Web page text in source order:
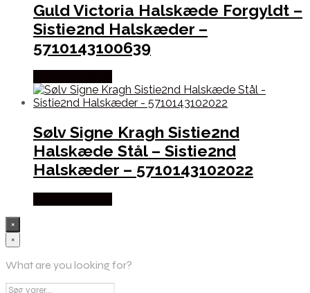
Guld Victoria Halskæde Forgyldt –
Sistie2nd Halskæder –
5710143100639
Sølv Signe Kragh Sistie2nd
Halskæde Stål – Sistie2nd
Halskæder – 5710143102022
×
×
What are you looking for?